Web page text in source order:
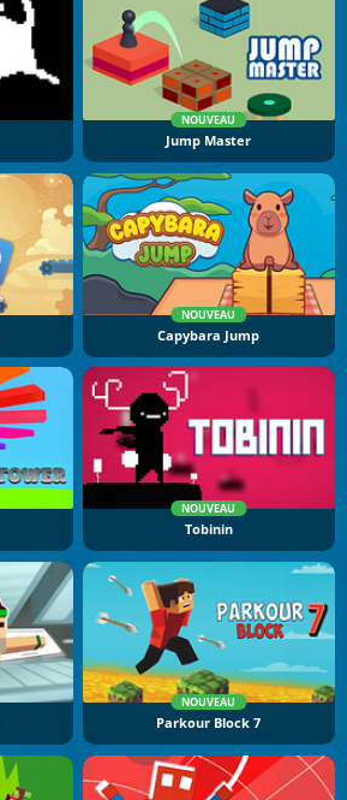
NOUVEAU
Jump Master
NOUVEAU
Capybara Jump
NOUVEAU
Tobinin
NOUVEAU
Parkour Block 7